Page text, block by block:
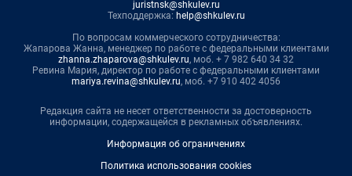
juristnsk@shkulev.ru
Техподдержка: help@shkulev.ru
По вопросам коммерческого сотрудничества:
Жапарова Жанна, менеджер по работе с федеральными клиентами
zhanna.zhaparova@shkulev.ru, моб. + 7 982 640 34 32
Ревина Мария, директор по работе с федеральными клиентами
mariya.revina@shkulev.ru, моб. +7 910 402 4056
Редакция сайта не несет ответственности за достоверность
информации, содержащейся в рекламных объявлениях.
Информация об ограничениях
Политика использования cookies